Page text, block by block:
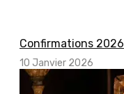
Confirmations 2026
10 Janvier 2026